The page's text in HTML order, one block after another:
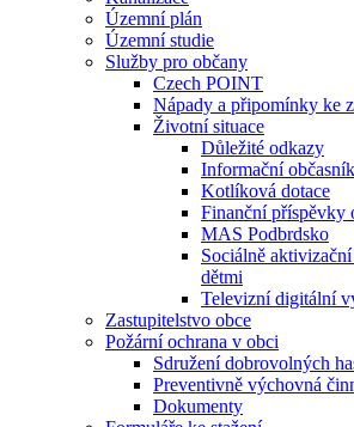
Územní plán
Územní studie
Služby pro občany
Czech POINT
Nápady a připomínky ke
Životní situace
Důležité odkazy
Informační
Kotlíková dotace
Finanční příspěvky
MAS Podbrdsko
Sociálně
dětmi
Televizní digitální
Zastupitelstvo obce
Požární ochrana v obci
Sdružení dobrovolných
Preventivně výchovná
Dokumenty